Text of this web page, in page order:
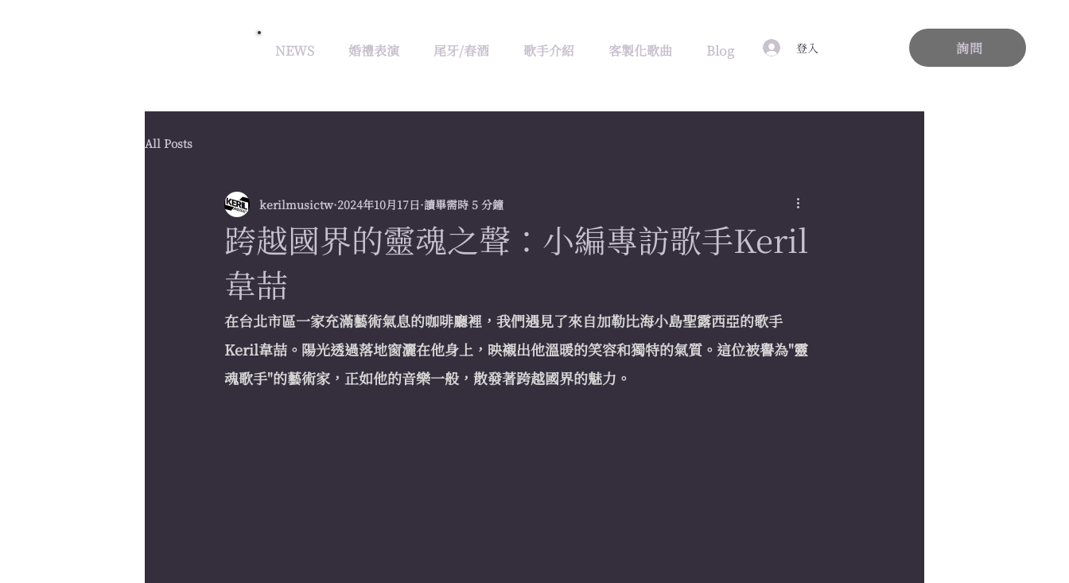
詢問
NEWS 婚禮表演 尾牙/春酒 歌手介紹 客製化歌曲 Blog 登入
All Posts
跨越國界的靈魂之聲：小編專訪歌手Keril
韋喆
kerilmusictw 2024年10月17日 讀畢需時 5 分鐘
在台北市區一家充滿藝術氣息的咖啡廳裡，我們遇見了來自加勒比海小島聖露西亞的歌手
Keril韋喆。陽光透過落地窗灑在他身上，映襯出他溫暖的笑容和獨特的氣質。這位被譽為"靈
魂歌手"的藝術家，正如他的音樂一般，散發著跨越國界的魅力。